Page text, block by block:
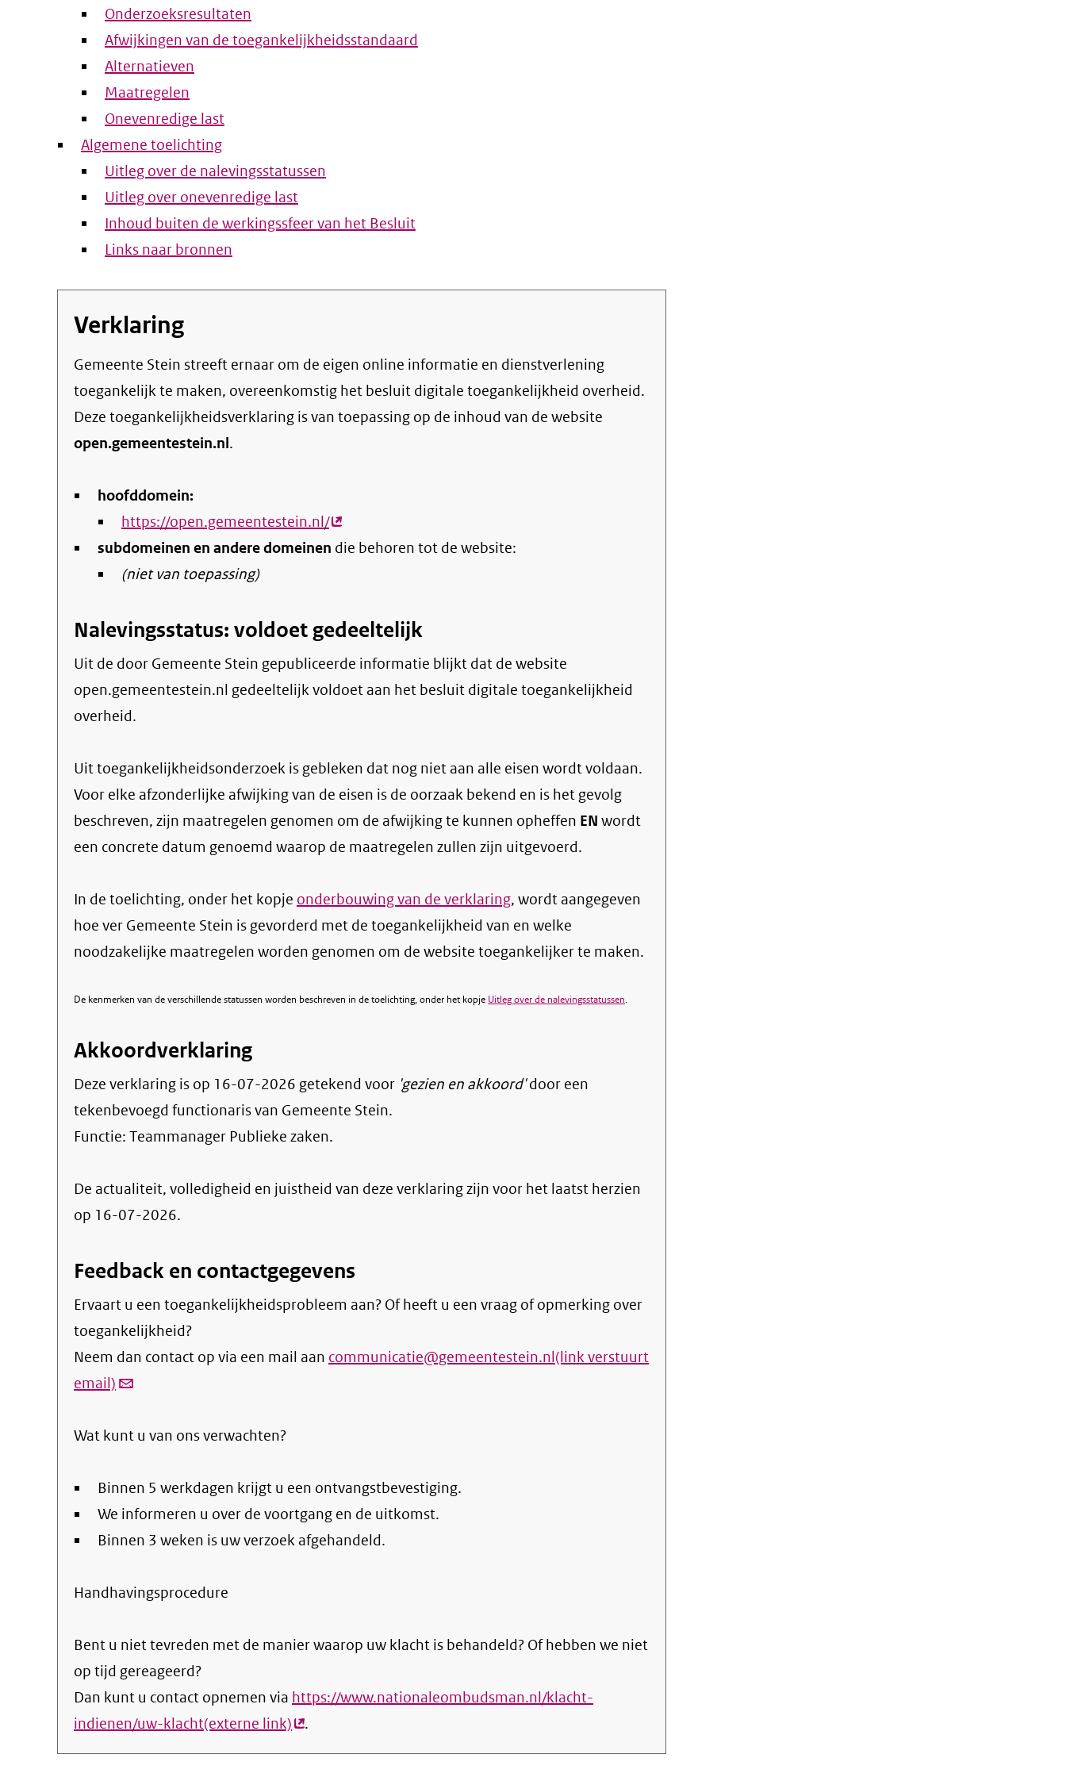
Onderzoeksresultaten
Afwijkingen van de toegankelijkheidsstandaard
Alternatieven
Maatregelen
Onevenredige last
Algemene toelichting
Uitleg over de nalevingsstatussen
Uitleg over onevenredige last
Inhoud buiten de werkingssfeer van het Besluit
Links naar bronnen
Verklaring
Gemeente Stein streeft ernaar om de eigen online informatie en dienstverlening
toegankelijk te maken, overeenkomstig het besluit digitale toegankelijkheid overheid.
Deze toegankelijkheidsverklaring is van toepassing op de inhoud van de website
open.gemeentestein.nl.
hoofddomein:
https://open.gemeentestein.nl/(externe
link)
subdomeinen en andere domeinen die behoren tot de website:
(niet van toepassing)
Nalevingsstatus: voldoet gedeeltelijk
Uit de door Gemeente Stein gepubliceerde informatie blijkt dat de website
open.gemeentestein.nl gedeeltelijk voldoet aan het besluit digitale toegankelijkheid
overheid.
Uit toegankelijkheidsonderzoek is gebleken dat nog niet aan alle eisen wordt voldaan.
Voor elke afzonderlijke afwijking van de eisen is de oorzaak bekend en is het gevolg
beschreven, zijn maatregelen genomen om de afwijking te kunnen opheffen EN wordt
een concrete datum genoemd waarop de maatregelen zullen zijn uitgevoerd.
In de toelichting, onder het kopje onderbouwing van de verklaring, wordt aangegeven
hoe ver Gemeente Stein is gevorderd met de toegankelijkheid van en welke
noodzakelijke maatregelen worden genomen om de website toegankelijker te maken.
De kenmerken van de verschillende statussen worden beschreven in de toelichting, onder het kopje Uitleg over de nalevingsstatussen.
Akkoordverklaring
Deze verklaring is op 16-07-2026 getekend voor 'gezien en akkoord'door een
tekenbevoegd functionaris van Gemeente Stein.
Functie: Teammanager Publieke zaken.
De actualiteit, volledigheid en juistheid van deze verklaring zijn voor het laatst herzien
op 16-07-2026.
Feedback en contactgegevens
Ervaart u een toegankelijkheidsprobleem aan? Of heeft u een vraag of opmerking over
toegankelijkheid?
Neem dan contact op via een mail aan communicatie@gemeentestein.nl(link verstuurt
email) (link
email)
Wat kunt u van ons verwachten?
Binnen 5 werkdagen krijgt u een ontvangstbevestiging.
We informeren u over de voortgang en de uitkomst.
Binnen 3 weken is uw verzoek afgehandeld.
Handhavingsprocedure
Bent u niet tevreden met de manier waarop uw klacht is behandeld? Of hebben we niet
op tijd gereageerd?
Dan kunt u contact opnemen via https://www.nationaleombudsman.nl/klacht-
indienen/uw-klacht(externe link)(externe
link)
.